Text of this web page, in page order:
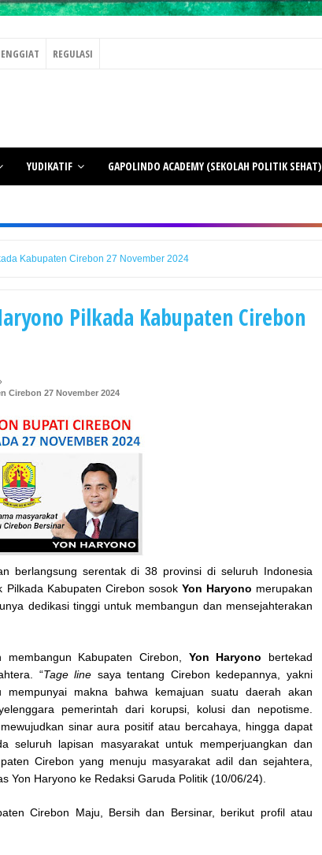
REGULASI
YUDIKATIF GAPOLINDO ACADEMY (SEKOLAH POLITIK SEHAT)
Kabupaten Cirebon 27 November 2024
Pilkada Kabupaten Cirebon
Cirebon 27 November 2024
berlangsung serentak di 38 provinsi di seluruh Indonesia
Kabupaten Cirebon sosok Yon Haryono merupakan
dedikasi tinggi untuk membangun dan mensejahterakan
Kabupaten Cirebon, Yon Haryono bertekad
“Tage line saya tentang Cirebon kedepannya, yakni
makna bahwa kemajuan suatu daerah akan
pemerintah dari korupsi, kolusi dan nepotisme.
sinar aura positif atau bercahaya, hingga dapat
seluruh lapisan masyarakat untuk memperjuangkan dan
Cirebon yang menuju masyarakat adil dan sejahtera,
Yon Haryono ke Redaksi Garuda Politik (10/06/24).
Cirebon Maju, Bersih dan Bersinar, berikut profil atau